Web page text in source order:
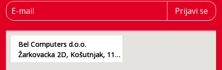
E-mail Prijavi se
Bel Computers d.o.o.
Žarkovacka 2D, Košutnjak, 11000, Beograd